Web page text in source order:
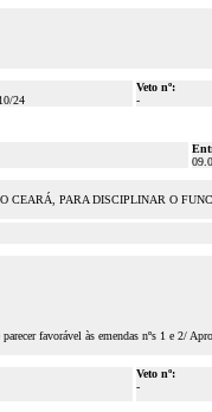
24
Veto nº:
-
PARA DISCIPLINAR O
favorável às emendas nºs 1 e 2/
Veto nº:
-